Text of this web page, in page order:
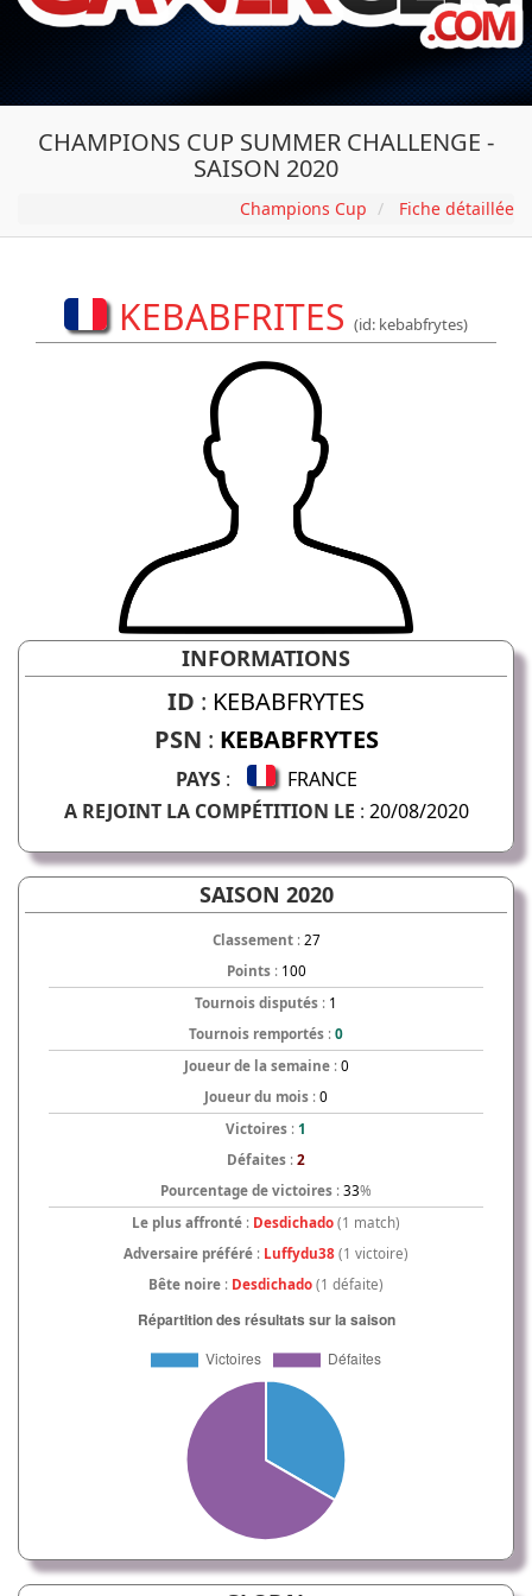
CHAMPIONS CUP SUMMER CHALLENGE -
SAISON 2020
Champions Cup Fiche détaillée
KEBABFRITES (id: kebabfrytes)
INFORMATIONS
ID : KEBABFRYTES
PSN : KEBABFRYTES
PAYS:
FRANCE
A REJOINT LA COMPÉTITION LE : 20/08/2020
SAISON 2020
Classement: 27
Points: 100
Tournois disputés : 1
Tournois remportés : 0
Joueur de la semaine: 0
Joueur du mois : 0
Victoires : 1
Défaites : 2
Pourcentage de victoires : 33%
Le plus affronté : Desdichado (1 match)
Adversaire préféré : Luffydu38 (1 victoire)
Bête noire : Desdichado (1 défaite)